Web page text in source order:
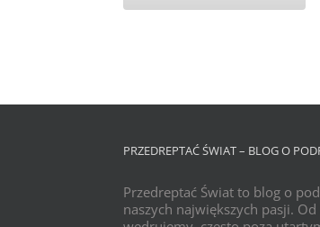
PRZEDREPTAĆ ŚWIAT – BLOG O
Przedreptać Świat to blog o
naszych największych pasji.